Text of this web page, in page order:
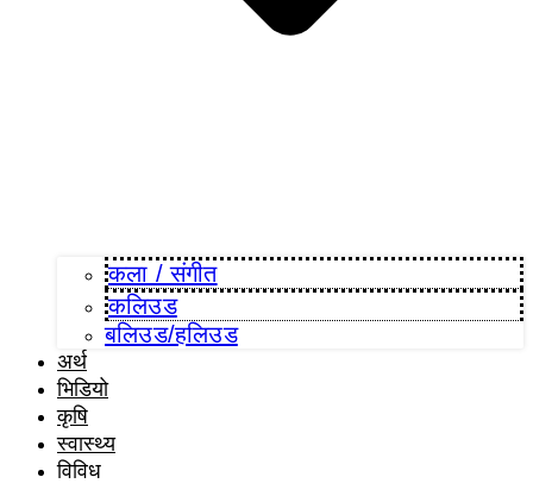
कला / संगीत​
कलिउड
बलिउड/हलिउड
अर्थ
भिडियो
कृषि
स्वास्थ्य
विविध